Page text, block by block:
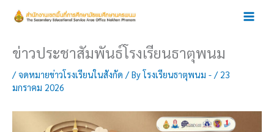
ข่าวประชาสัมพันธ์โรงเรียนธาตุพนม
/จดหมายข่าวโรงเรียนในสังกัด / Byโรงเรียนธาตุพนม - / 23
มกราคม 2026